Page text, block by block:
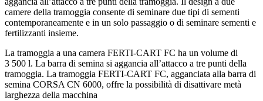
camere della tramoggia consente di seminare due tipi di sementi
contemporaneamente e in un solo passaggio o di seminare sementi e
fertilizzanti insieme.
La tramoggia a una camera FERTI-CART FC ha un volume di
3 500 l. La barra di semina si aggancia all’attacco a tre punti della
tramoggia. La tramoggia FERTI-CART FC, agganciata alla barra di
semina CORSA CN 6000, offre la possibilità di disattivare metà
larghezza della macchina